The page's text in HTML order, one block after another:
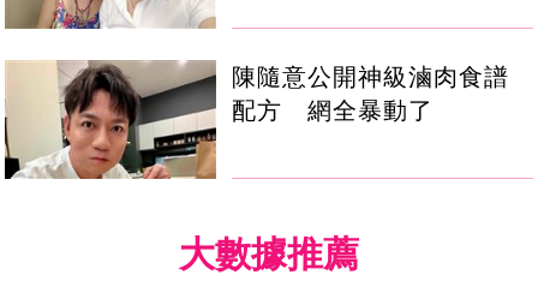
陳隨意公開神級滷肉食譜
配方 網全暴動了
大數據推薦